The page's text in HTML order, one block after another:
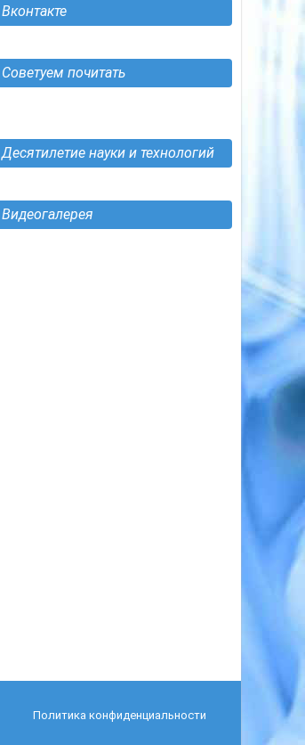
Вконтакте
Советуем почитать
Десятилетие науки и технологий
Видеогалерея
Политика конфиденциальности